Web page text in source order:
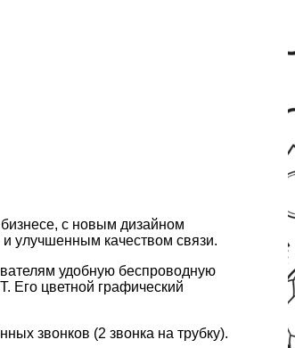
с новым дизайном
улучшенным качеством связи.
удобную беспроводную
Его цветной графический
звонков (2 звонка на трубку).